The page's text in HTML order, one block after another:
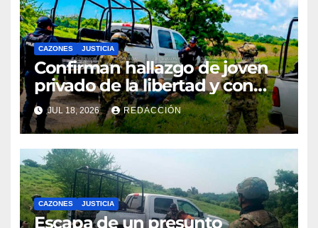
CAZONES JUSTICIA
Confirman hallazgo de joven
privado de la libertad y con
huellas de violencia
JUL 18, 2026 REDACCIÓN
CAZONES JUSTICIA
Escapa de un presunto